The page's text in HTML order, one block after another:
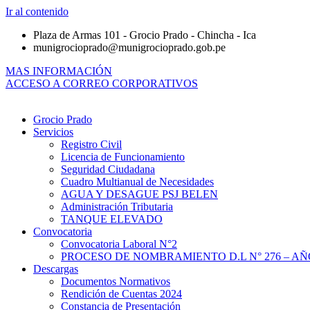
Ir al contenido
Plaza de Armas 101 - Grocio Prado - Chincha - Ica
munigrocioprado@munigrocioprado.gob.pe
MAS INFORMACIÓN
ACCESO A CORREO CORPORATIVOS
Grocio Prado
Servicios
Registro Civil
Licencia de Funcionamiento
Seguridad Ciudadana
Cuadro Multianual de Necesidades
AGUA Y DESAGUE PSJ BELEN
Administración Tributaria
TANQUE ELEVADO
Convocatoria
Convocatoria Laboral N°2
PROCESO DE NOMBRAMIENTO D.L N° 276 –
Descargas
Documentos Normativos
Rendición de Cuentas 2024
Constancia de Presentación